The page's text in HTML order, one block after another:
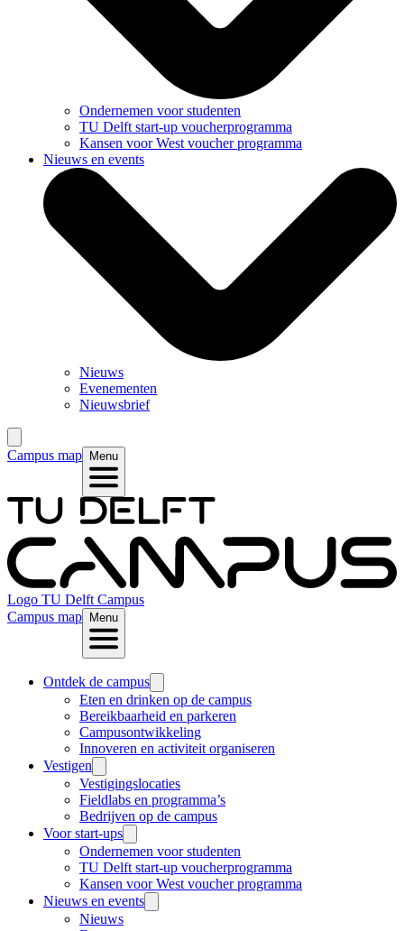
Ondernemen voor studenten
TU Delft start-up voucherprogramma
Kansen voor West voucher programma
Nieuws en events
Nieuws
Evenementen
Nieuwsbrief
Campus map Menu
Logo TU Delft Campus
Campus map Menu
Ontdek de campus
Eten en drinken op de campus
Bereikbaarheid en parkeren
Campusontwikkeling
Innoveren en activiteit organiseren
Vestigen
Vestigingslocaties
Fieldlabs en programma’s
Bedrijven op de campus
Voor start-ups
Ondernemen voor studenten
TU Delft start-up voucherprogramma
Kansen voor West voucher programma
Nieuws en events
Nieuws